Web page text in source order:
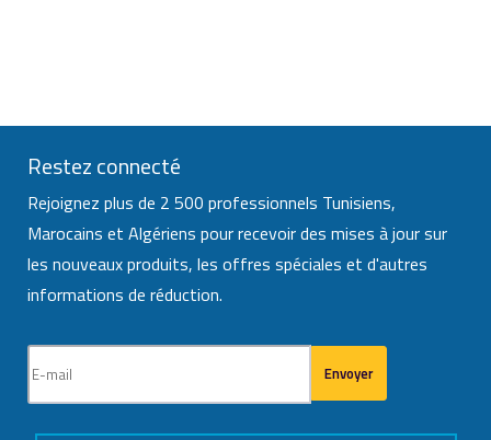
Restez connecté
Rejoignez plus de 2 500 professionnels Tunisiens,
Marocains et Algériens pour recevoir des mises à jour sur
les nouveaux produits, les offres spéciales et d'autres
informations de réduction.